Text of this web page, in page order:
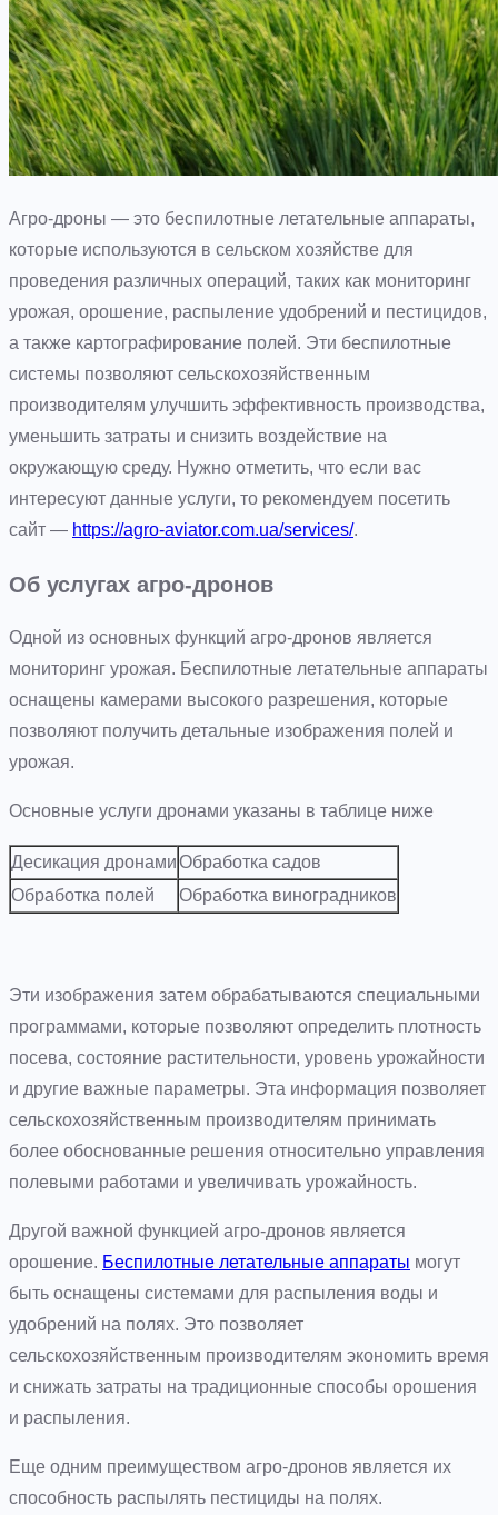
Агро-дроны — это беспилотные летательные аппараты,
которые используются в сельском хозяйстве для
проведения различных операций, таких как мониторинг
урожая, орошение, распыление удобрений и пестицидов,
а также картографирование полей. Эти беспилотные
системы позволяют сельскохозяйственным
производителям улучшить эффективность производства,
уменьшить затраты и снизить воздействие на
окружающую среду. Нужно отметить, что если вас
интересуют данные услуги, то рекомендуем посетить
сайт — https://agro-aviator.com.ua/services/.
Об услугах агро-дронов
Одной из основных функций агро-дронов является
мониторинг урожая. Беспилотные летательные аппараты
оснащены камерами высокого разрешения, которые
позволяют получить детальные изображения полей и
урожая.
Основные услуги дронами указаны в таблице ниже
Десикация дронамиОбработка садов
Обработка полей
Обработка виноградников
Эти изображения затем обрабатываются специальными
программами, которые позволяют определить плотность
посева, состояние растительности, уровень урожайности
и другие важные параметры. Эта информация позволяет
сельскохозяйственным производителям принимать
более обоснованные решения относительно управления
полевыми работами и увеличивать урожайность.
Другой важной функцией агро-дронов является
орошение. Беспилотные летательные аппараты могут
быть оснащены системами для распыления воды и
удобрений на полях. Это позволяет
сельскохозяйственным производителям экономить время
и снижать затраты на традиционные способы орошения
и распыления.
Еще одним преимуществом агро-дронов является их
способность распылять пестициды на полях.